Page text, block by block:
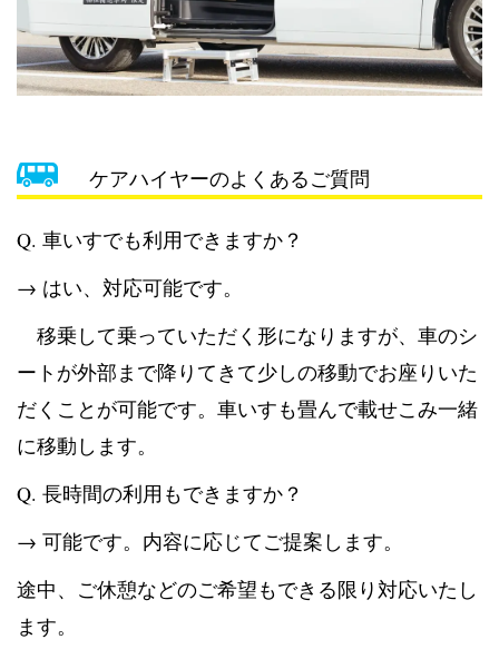
ケアハイヤーのよくあるご質問
Q. 車いすでも利用できますか？
→ はい、対応可能です。
移乗して乗っていただく形になりますが、車のシ
ートが外部まで降りてきて少しの移動でお座りいた
だくことが可能です。車いすも畳んで載せこみ一緒
に移動します。
Q. 長時間の利用もできますか？
→ 可能です。内容に応じてご提案します。
途中、ご休憩などのご希望もできる限り対応いたし
ます。